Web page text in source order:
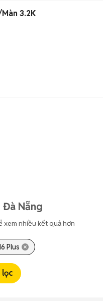
3.2K
Nẵng
xem nhiều kết quả hơn
Plus